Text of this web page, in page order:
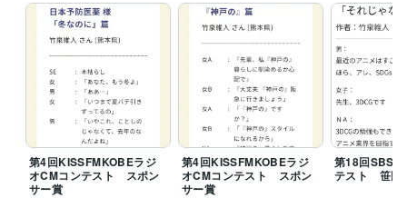
想文コンクール　優秀賞 第6回大人の読書感想文コンクール　優秀
賞・特別賞 指宿市キャッチコピー　優秀賞 BERRY GOOD CM　20
23　グランプリ・優秀賞
文化放送　第17回ラジオCMコンテスト
KNBラジオCMコンテスト2024　協賛社賞 第20回K-mix RA
DIO CM コピーコンテスト　佳作
第12回SBCラジオCMグランプリ
入選・協賛社賞
資格・検定
日商簿記検定1級 取得年 : 2017年
得意分野
第4回KISSFMKOBEラジ
オCMコンテスト スポン
サー賞
第4回KISSFMKOBEラジ
オCMコンテスト スポン
サー賞
第18回SBS
テスト 笹田